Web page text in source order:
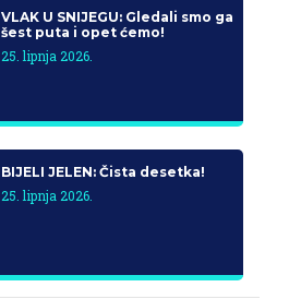
VLAK U SNIJEGU: Gledali smo ga
šest puta i opet ćemo!
25. lipnja 2026.
BIJELI JELEN: Čista desetka!
25. lipnja 2026.